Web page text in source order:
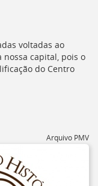
voltadas ao
capital, pois o
do Centro
Arquivo PMV